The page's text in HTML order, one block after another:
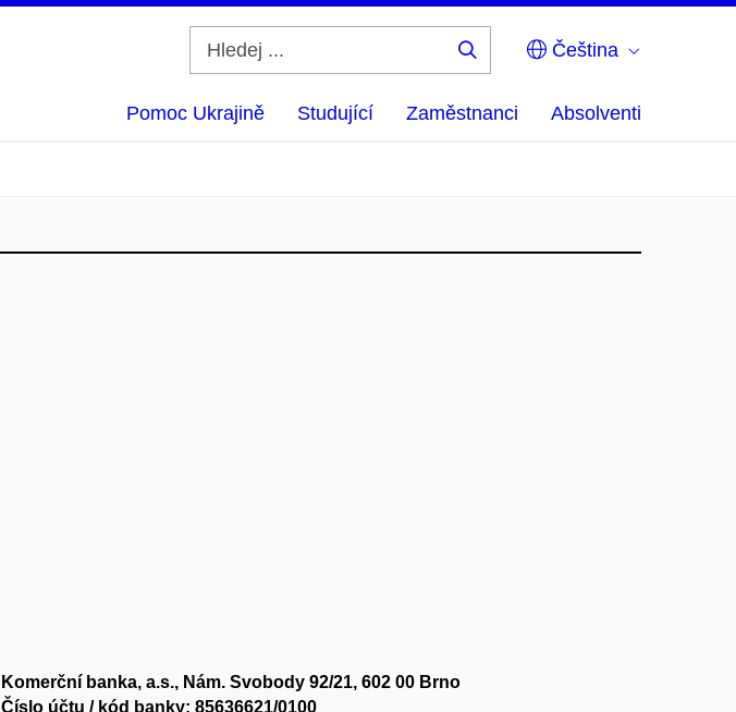
Čeština
Pomoc Ukrajině Studující Zaměstnanci Absolventi
Komerční banka, a.s., Nám. Svobody 92/21, 602 00 Brno
Číslo účtu / kód banky: 85636621/0100